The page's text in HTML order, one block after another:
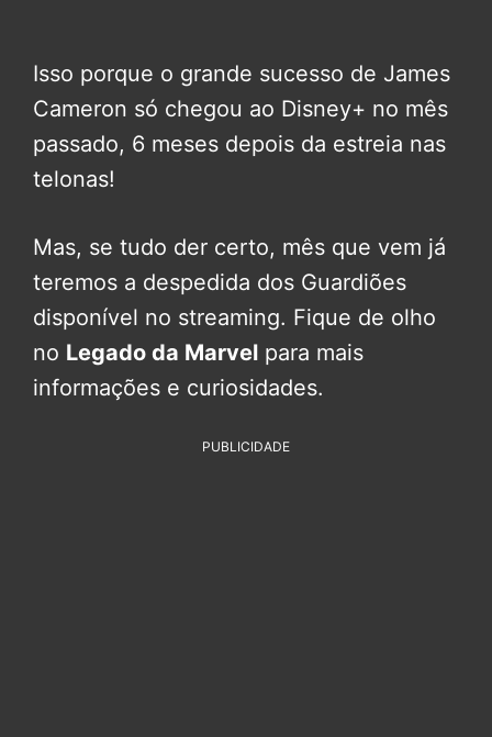
Isso porque o grande sucesso de James
Cameron só chegou ao Disney+ no mês
passado, 6 meses depois da estreia nas
telonas!
Mas, se tudo der certo, mês que vem já
teremos a despedida dos Guardiões
disponível no streaming. Fique de olho
no Legado da Marvel para mais
informações e curiosidades.
PUBLICIDADE